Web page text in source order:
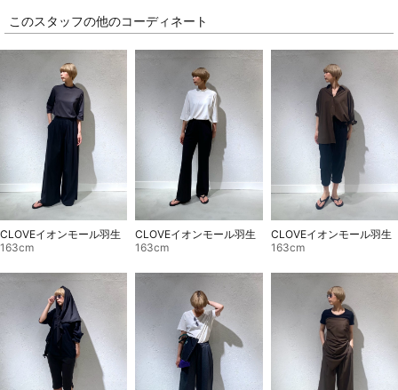
このスタッフの他のコーディネート
CLOVEイオンモール羽生
163cm
CLOVEイオンモール羽生
163cm
CLOVEイオンモール羽生
163cm